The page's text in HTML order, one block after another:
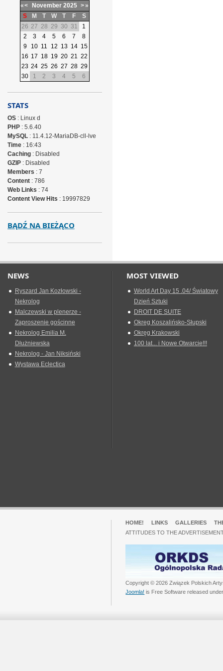
«< November 2025 >»
S
M T W T F
S
26 27 28 29 30 31
1
2
3 4 5 6 7
8
9
10 11 12 13 14 15
16 17 18 19 20 21 22
23 24 25 26 27 28 29
30
1 2 3 4 5 6
STATS
OS: Linux d
PHP: 5.6.40
MySQL: 11.4.12-MariaDB-cll-lve
Time: 16:43
Caching: Disabled
GZIP: Disabled
Members : 7
Content: 786
Web Links : 74
Content View Hits : 19997829
BĄDŹ NA BIEŻĄCO
NEWS
Ryszard Jan Kozłowski -
Nekrolog
Malczewski w plenerze -
Zaproszenie gościnne
Nekrolog Emilia M.
Dłużniewska
Nekrolog - Jan Niksiński
Wystawa Eclectica
MOST VIEWED
World Art Day 15 .04/ Światowy
Dzień Sztuki
DROIT DE SUITE
Okreg Koszalińsko-Słupski
Okręg Krakowski
100 lat... i Nowe Otwarcie!!!
HOME! LINKS GALLERIES
ATTITUDES TO THE
Copyright © 2026 Związek Polskich
Joomla! is Free Software released